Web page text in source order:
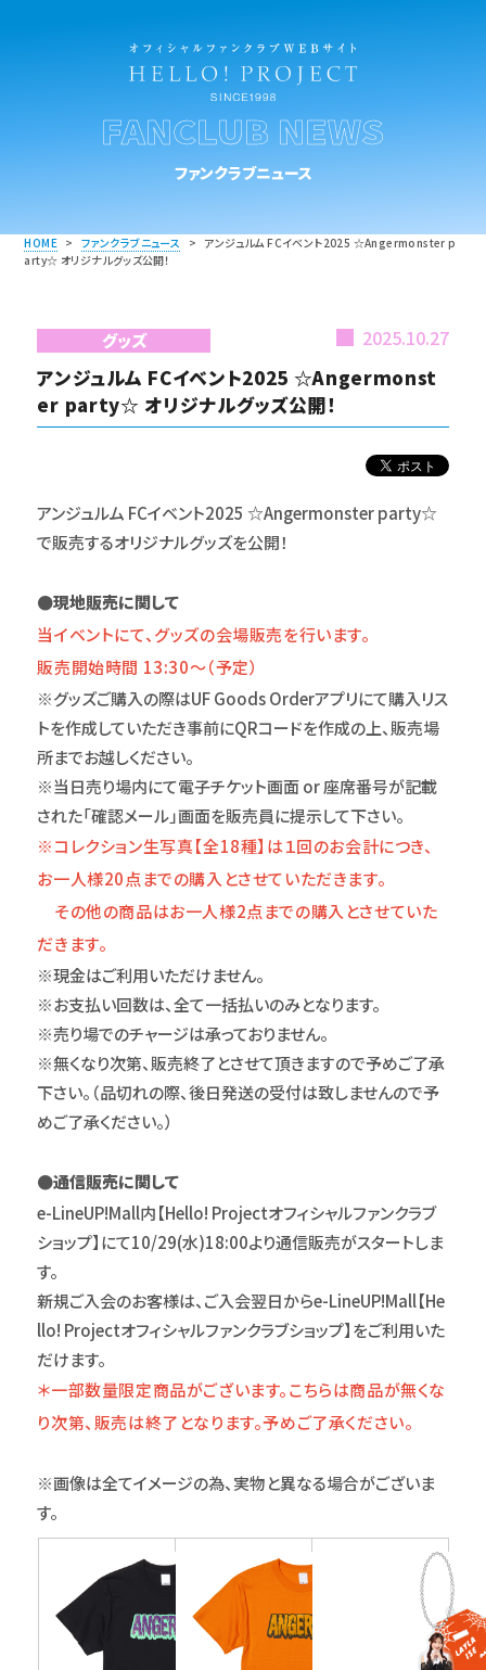
FANCLUB NEWS
ファンクラブニュース
HOME > ファンクラブニュース > アンジュルム FCイベント2025 ☆Angermonster p
arty☆ オリジナルグッズ公開！
グッズ 2025.10.27
アンジュルム FCイベント2025 ☆Angermonst
er party☆ オリジナルグッズ公開！
アンジュルム FCイベント2025 ☆Angermonster party☆
で販売するオリジナルグッズを公開！
●現地販売に関して
当イベントにて、グッズの会場販売を行います。
販売開始時間 13:30〜（予定）
※グッズご購入の際はUF Goods Orderアプリにて購入リス
トを作成していただき事前にQRコードを作成の上、販売場
所までお越しください。
※当日売り場内にて電子チケット画面 or 座席番号が記載
された「確認メール」画面を販売員に提示して下さい。
※コレクション生写真【全18種】は１回のお会計につき、
お一人様20点までの購入とさせていただきます。
その他の商品はお一人様2点までの購入とさせていた
だきます。
※現金はご利用いただけません。
※お支払い回数は、全て一括払いのみとなります。
※売り場でのチャージは承っておりません。
※無くなり次第、販売終了とさせて頂きますので予めご了承
下さい。（品切れの際、後日発送の受付は致しませんので予
めご了承ください。）
●通信販売に関して
e-LineUP!Mall内【Hello! Projectオフィシャルファンクラブ
ショップ】にて10/29(水)18:00より通信販売がスタートしま
す。
新規ご入会のお客様は、ご入会翌日からe-LineUP!Mall【He
llo! Projectオフィシャルファンクラブショップ】をご利用いた
だけます。
＊一部数量限定商品がございます。こちらは商品が無くな
り次第、販売は終了となります。予めご了承ください。
※画像は全てイメージの為、実物と異なる場合がございま
す。